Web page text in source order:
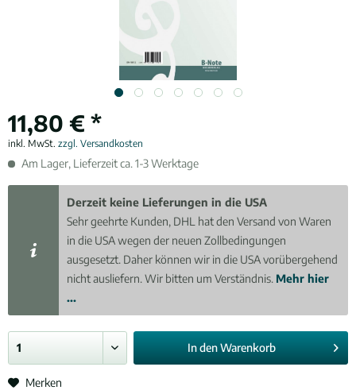
11,80 € *
inkl. MwSt. zzgl. Versandkosten
Am Lager, Lieferzeit ca. 1-3 Werktage
Derzeit keine Lieferungen in die USA
Sehr geehrte Kunden, DHL hat den Versand von Waren
in die USA wegen der neuen Zollbedingungen
ausgesetzt. Daher können wir in die USA vorübergehend
nicht ausliefern. Wir bitten um Verständnis. Mehr hier
...
In denWarenkorb
Merken